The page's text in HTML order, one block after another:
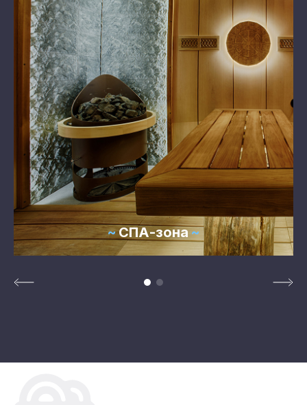
СПА-зона